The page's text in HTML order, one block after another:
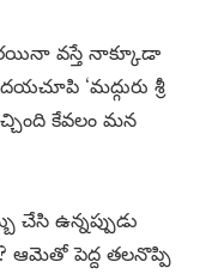
వస్తే నాక్కూడా
‘మద్గురు శ్రీ
కేవలం మన
ఉన్నప్పుడు
ఆమెతో పెద్ద తలనొప్పి